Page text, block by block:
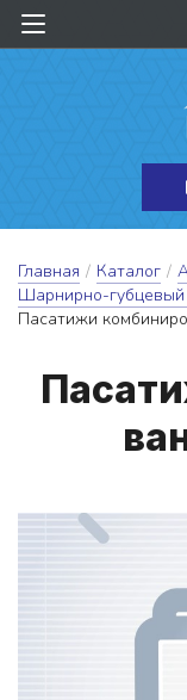
Главная / Каталог /
Шарнирно-губцевый
Пасатижи